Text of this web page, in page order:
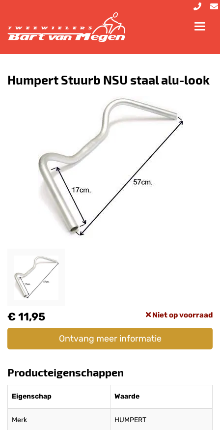
Humpert Stuurb NSU staal alu-look
€ 11,95 Niet op voorraad
Ontvang meer informatie
Producteigenschappen
Eigenschap Waarde
Merk HUMPERT